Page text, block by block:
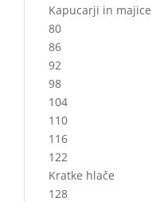
Kapucarji in majice
80
86
92
98
104
110
116
122
Kratke hlače
128